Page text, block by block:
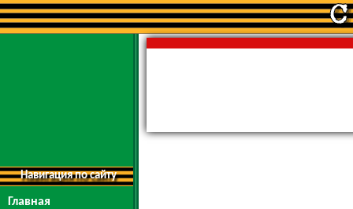
Навигация по сайту
Главная